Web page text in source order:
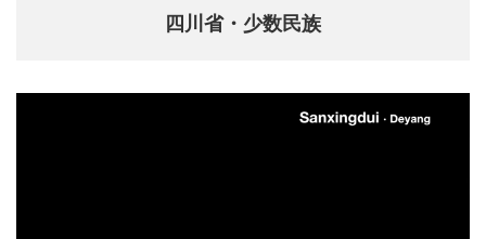
四川省・少数民族